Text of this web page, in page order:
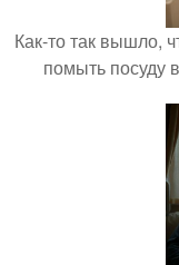
Как-то так вышло,
помыть посуду